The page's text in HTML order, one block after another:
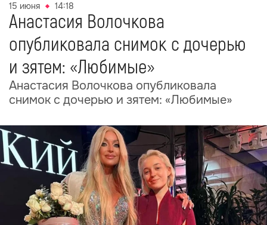
15 июня 14:18
Анастасия Волочкова
опубликовала снимок с дочерью
и зятем: «Любимые»
Анастасия Волочкова опубликовала
снимок с дочерью и зятем: «Любимые»